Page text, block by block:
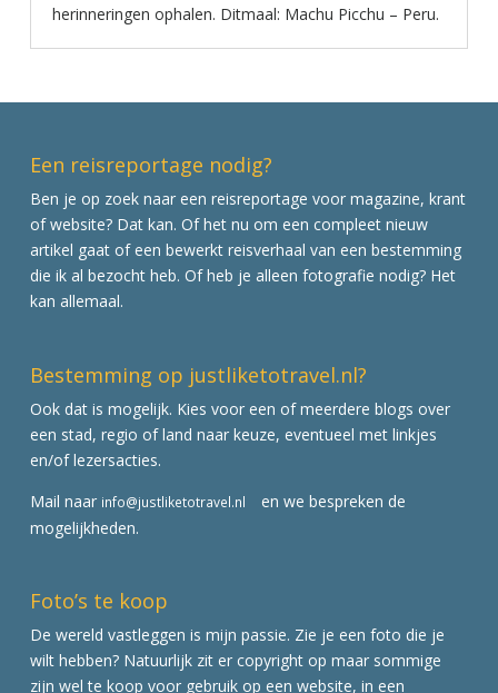
herinneringen ophalen. Ditmaal: Machu Picchu – Peru.
Een reisreportage nodig?
Ben je op zoek naar een reisreportage voor magazine, krant
of website? Dat kan. Of het nu om een compleet nieuw
artikel gaat of een bewerkt reisverhaal van een bestemming
die ik al bezocht heb. Of heb je alleen fotografie nodig? Het
kan allemaal.
Bestemming op justliketotravel.nl?
Ook dat is mogelijk. Kies voor een of meerdere blogs over
een stad, regio of land naar keuze, eventueel met linkjes
en/of lezersacties.
Mail naar info@justliketotravel.nl
en we bespreken de
mogelijkheden.
Foto’s te koop
De wereld vastleggen is mijn passie. Zie je een foto die je
wilt hebben? Natuurlijk zit er copyright op maar sommige
zijn wel te koop voor gebruik op een website, in een